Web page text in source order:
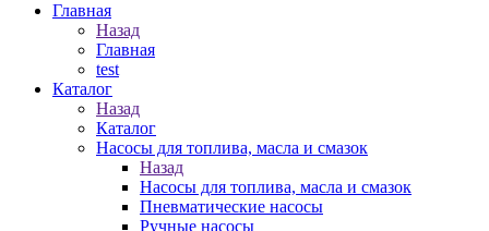
Главная
Назад
Главная
test
Каталог
Назад
Каталог
Насосы для топлива, масла и смазок
Назад
Насосы для топлива, масла и смазок
Пневматические насосы
Ручные насосы